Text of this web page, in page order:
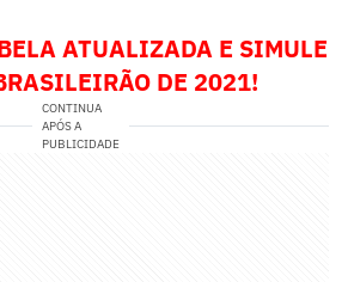
ATUALIZADA E SIMULE
DE 2021!
CONTINUA
APÓS A
PUBLICIDADE